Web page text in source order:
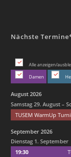
Nächste
Alle anzeigen/
Damen
August 2026
Samstag 29. August –
TUSEM WarmUp
September 2026
Dienstag 1. September
19:30